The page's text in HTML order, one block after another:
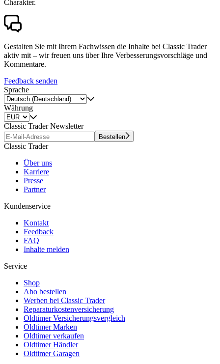
Charakter.
Gestalten Sie mit Ihrem Fachwissen die Inhalte bei Classic Trader
aktiv mit – wir freuen uns über Ihre Verbesserungsvorschläge und
Kommentare.
Feedback senden
Sprache
Währung
Classic Trader Newsletter
Bestellen
Classic Trader
Über uns
Karriere
Presse
Partner
Kundenservice
Kontakt
Feedback
FAQ
Inhalte melden
Service
Shop
Abo bestellen
Werben bei Classic Trader
Reparaturkostenversicherung
Oldtimer Versicherungsvergleich
Oldtimer Marken
Oldtimer verkaufen
Oldtimer Händler
Oldtimer Garagen